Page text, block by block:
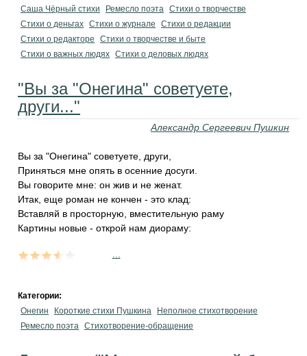
Саша Чёрный стихи
Ремесло поэта Стихи о творчестве
Стихи о деньгах Стихи о журнале
Стихи о редакции
Стихи о редакторе
Стихи о творчестве и быте
Стихи о важных людях Стихи о деловых людях
"Вы за "Онегина" советуете,
други..."
Александр Сергеевич Пушкин
Вы за "Онегина" советуете, други,
Приняться мне опять в осенние досуги.
Вы говорите мне: он жив и не женат.
Итак, еще роман не кончен - это клад:
Вставляй в просторную, вместительную раму
Картины новые - открой нам диораму:
Категории:
Онегин
Короткие стихи Пушкина
Неполное стихотворение
Ремесло поэта Стихотворение-обращение